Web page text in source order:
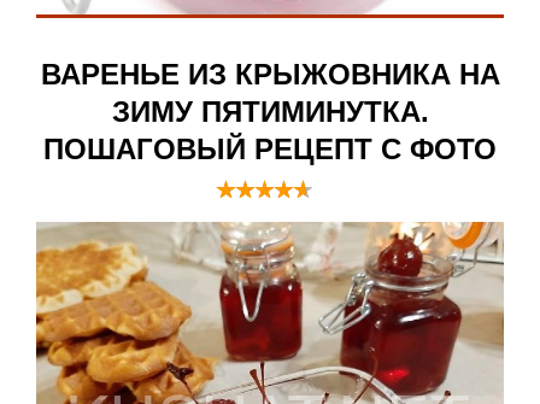
ВАРЕНЬЕ ИЗ КРЫЖОВНИКА НА
ЗИМУ ПЯТИМИНУТКА.
ПОШАГОВЫЙ РЕЦЕПТ С ФОТО